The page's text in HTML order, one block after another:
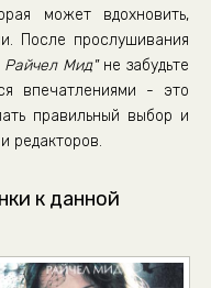
может вдохновить,
После прослушивания
Райчел Мид"не забудьте
впечатлениями - это
правильный выбор и
редакторов.
к данной